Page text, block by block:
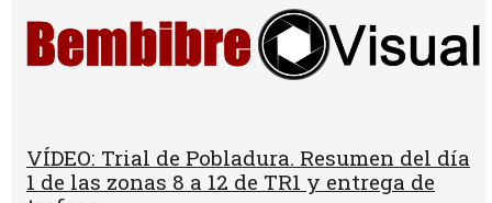
VÍDEO: Trial de Pobladura. Resumen del día
1 de las zonas 8 a 12 de TR1 y entrega de